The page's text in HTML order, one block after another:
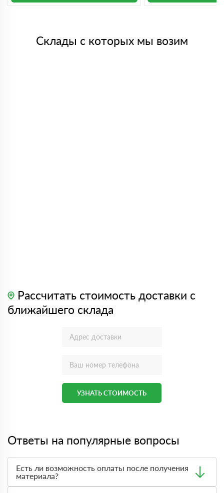
Склады с которых мы возим
Рассчитать стоимость доставки с
ближайшего склада
УЗНАТЬ СТОИМОСТЬ
Ответы на популярные вопросы
Есть ли возможность оплаты после получения
материала?